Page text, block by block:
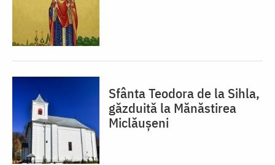
Sfânta Teodora de la Sihla,
găzduită la Mănăstirea
Miclăușeni